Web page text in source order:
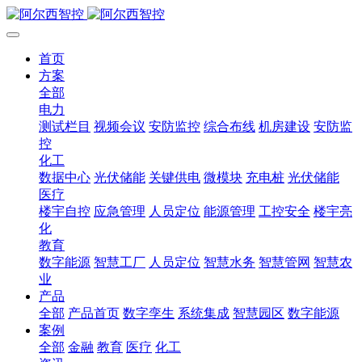
首页
方案
全部
电力
测试栏目 视频会议 安防监控 综合布线 机房建设 安防监
控
化工
数据中心 光伏储能 关键供电 微模块 充电桩 光伏储能
医疗
楼宇自控 应急管理 人员定位 能源管理 工控安全 楼宇亮
化
教育
数字能源 智慧工厂 人员定位 智慧水务 智慧管网 智慧农
业
产品
全部 产品首页 数字孪生 系统集成 智慧园区 数字能源
案例
全部 金融 教育 医疗 化工